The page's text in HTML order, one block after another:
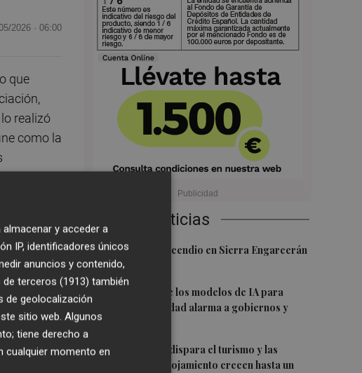
Últimas Noticias
1 Controlado el incendio en Sierra Engarcerán
(Castellón)
2
La capacidad de los modelos de IA para
burlar la seguridad alarma a gobiernos y
empresas
3 El eclipse solar dispara el turismo y las
búsquedas de alojamiento crecen hasta un
2026 · 06:00
que
realizó
como la
la
como
eventos
Andújar,
y acceder a
IP, identificadores únicos
anuncios y contenido,
de terceros (1913) también
de geolocalización
sitio web. Algunos
tiene derecho a
cualquier momento en